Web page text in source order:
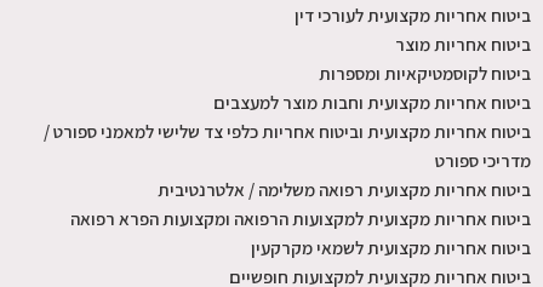
ביטוח אחריות מקצועית לעורכי דין
ביטוח אחריות מוצר
ביטוח לקוסמטיקאיות ומספרות
ביטוח אחריות מקצועית וחבות מוצר למעצבים
ביטוח אחריות מקצועית וביטוח אחריות כלפי צד שלישי למאמני ספורט /
מדריכי ספורט
ביטוח אחריות מקצועית רפואה משלימה / אלטרנטיבית
ביטוח אחריות מקצועית למקצועות הרפואה ומקצועות הפרא רפואה
ביטוח אחריות מקצועית לשמאי מקרקעין
ביטוח אחריות מקצועית למקצועות חופשיים